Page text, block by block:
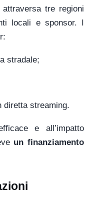
tre regioni
locali e sponsor. I
stradale;
diretta streaming.
e all’impatto
un finanziamento